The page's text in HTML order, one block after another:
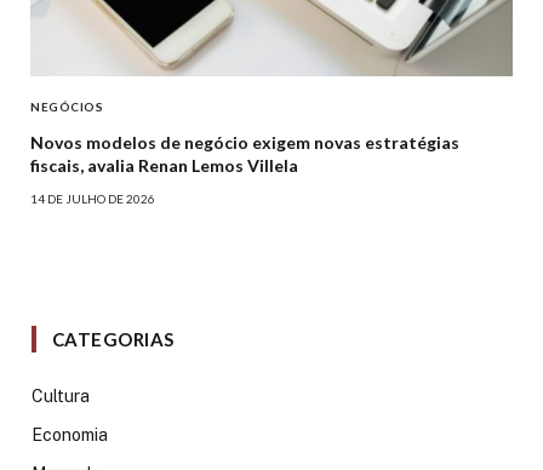
NEGÓCIOS
Novos modelos de negócio exigem novas estratégias
fiscais, avalia Renan Lemos Villela
14 DE JULHO DE 2026
CATEGORIAS
Cultura
Economia